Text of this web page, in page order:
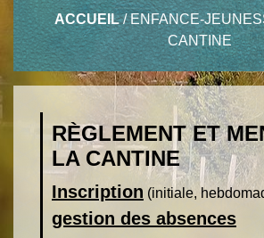
ACCUEIL/ENFANCE-
CANTINE
RÈGLEMENT ET
LA CANTINE
Inscription (initiale,
gestion des absences